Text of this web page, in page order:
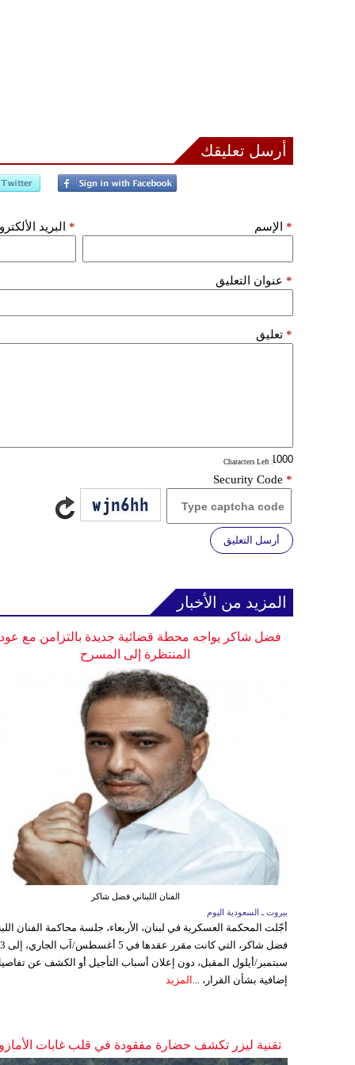
أرسل تعليقك
الإسم * البريد *
عنوان التعليق *
تعليق *
: Characters Left
Security Code *
أرسل التعليق
المزيد من الأخبار
فضل شاكر يواجه محطة قضائية جديدة بالتزامن مع
المنتظرة إلى المسرح
الفنان اللبناني فضل شاكر
بيروت ـ السعودية اليوم
أجّلت المحكمة العسكرية في لبنان، الأربعاء، جلسة محاكمة الفنان
فضل شاكر، التي
سبتمبر/أيلول المقبل، دون إعلان أسباب التأجيل أو الكشف عن
إضافية بشأن القرار، ... المزيد
تقنية ليزر تكشف حضارة مفقودة في قلب غابات